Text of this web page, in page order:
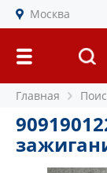
Москва
Главная